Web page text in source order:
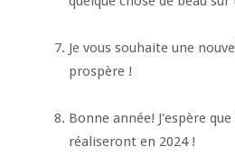
Je vous souhaite une
prospère !
Bonne année! J'espère
réaliseront en 2024 !